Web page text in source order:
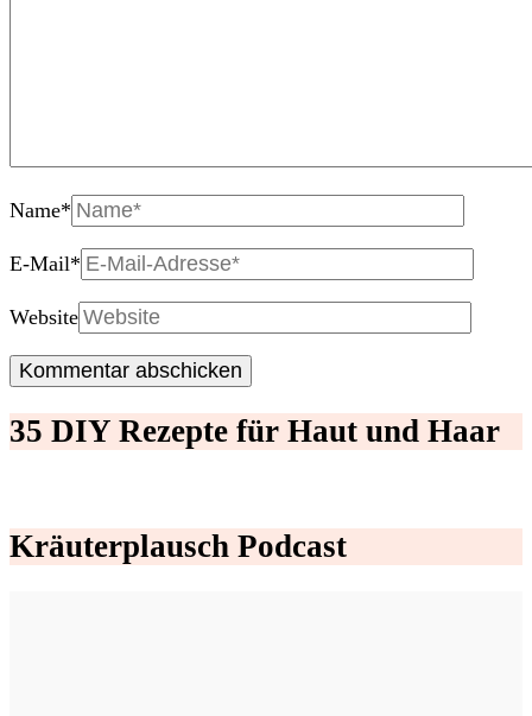
Name*
E-Mail*
Website
35 DIY Rezepte für Haut und Haar
Kräuterplausch Podcast